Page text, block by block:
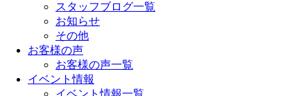
スタッフブログ一覧
お知らせ
その他
お客様の声
お客様の声一覧
イベント情報
イベント情報一覧